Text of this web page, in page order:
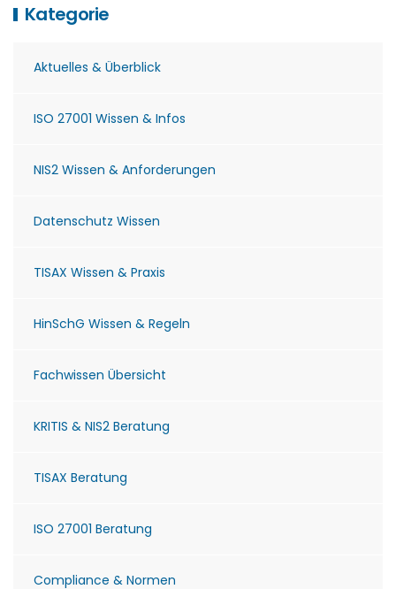
Kategorie
Aktuelles & Überblick
ISO 27001 Wissen & Infos
NIS2 Wissen & Anforderungen
Datenschutz Wissen
TISAX Wissen & Praxis
HinSchG Wissen & Regeln
Fachwissen Übersicht
KRITIS & NIS2 Beratung
TISAX Beratung
ISO 27001 Beratung
Compliance & Normen